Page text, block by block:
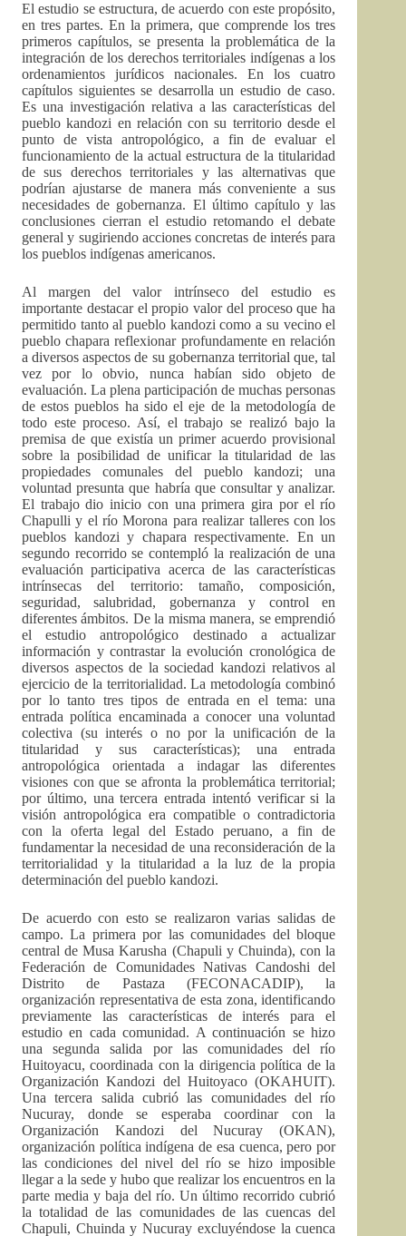
El estudio se estructura, de acuerdo con este propósito,
en tres partes. En la primera, que comprende los tres
primeros capítulos, se presenta la problemática de la
integración de los derechos territoriales indígenas a los
ordenamientos jurídicos nacionales. En los cuatro
capítulos siguientes se desarrolla un estudio de caso.
Es una investigación relativa a las características del
pueblo kandozi en relación con su territorio desde el
punto de vista antropológico, a fin de evaluar el
funcionamiento de la actual estructura de la titularidad
de sus derechos territoriales y las alternativas que
podrían ajustarse de manera más conveniente a sus
necesidades de gobernanza. El último capítulo y las
conclusiones cierran el estudio retomando el debate
general y sugiriendo acciones concretas de interés para
los pueblos indígenas americanos.
Al margen del valor intrínseco del estudio es
importante destacar el propio valor del proceso que ha
permitido tanto al pueblo kandozi como a su vecino el
pueblo chapara reflexionar profundamente en relación
a diversos aspectos de su gobernanza territorial que, tal
vez por lo obvio, nunca habían sido objeto de
evaluación. La plena participación de muchas personas
de estos pueblos ha sido el eje de la metodología de
todo este proceso. Así, el trabajo se realizó bajo la
premisa de que existía un primer acuerdo provisional
sobre la posibilidad de unificar la titularidad de las
propiedades comunales del pueblo kandozi; una
voluntad presunta que habría que consultar y analizar.
El trabajo dio inicio con una primera gira por el río
Chapulli y el río Morona para realizar talleres con los
pueblos kandozi y chapara respectivamente. En un
segundo recorrido se contempló la realización de una
evaluación participativa acerca de las características
intrínsecas del territorio: tamaño, composición,
seguridad, salubridad, gobernanza y control en
diferentes ámbitos. De la misma manera, se emprendió
el estudio antropológico destinado a actualizar
información y contrastar la evolución cronológica de
diversos aspectos de la sociedad kandozi relativos al
ejercicio de la territorialidad. La metodología combinó
por lo tanto tres tipos de entrada en el tema: una
entrada política encaminada a conocer una voluntad
colectiva (su interés o no por la unificación de la
titularidad y sus características); una entrada
antropológica orientada a indagar las diferentes
visiones con que se afronta la problemática territorial;
por último, una tercera entrada intentó verificar si la
visión antropológica era compatible o contradictoria
con la oferta legal del Estado peruano, a fin de
fundamentar la necesidad de una reconsideración de la
territorialidad y la titularidad a la luz de la propia
determinación del pueblo kandozi.
De acuerdo con esto se realizaron varias salidas de
campo. La primera por las comunidades del bloque
central de Musa Karusha (Chapuli y Chuinda), con la
Federación de Comunidades Nativas Candoshi del
Distrito de Pastaza (FECONACADIP), la
organización representativa de esta zona, identificando
previamente las características de interés para el
estudio en cada comunidad. A continuación se hizo
una segunda salida por las comunidades del río
Huitoyacu, coordinada con la dirigencia política de la
Organización Kandozi del Huitoyaco (OKAHUIT).
Una tercera salida cubrió las comunidades del río
Nucuray, donde se esperaba coordinar con la
Organización Kandozi del Nucuray (OKAN),
organización política indígena de esa cuenca, pero por
las condiciones del nivel del río se hizo imposible
llegar a la sede y hubo que realizar los encuentros en la
parte media y baja del río. Un último recorrido cubrió
la totalidad de las comunidades de las cuencas del
Chapuli, Chuinda y Nucuray excluyéndose la cuenca